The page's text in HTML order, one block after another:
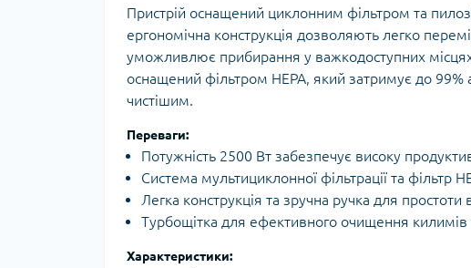
Пристрій оснащений циклонним фільтром та
ергономічна конструкція дозволяють легко
уможливлює прибирання у важкодоступних
оснащений фільтром НЕРА, який затримує до 99%
чистішим.
Переваги:
Потужність 2500 Вт забезпечує високу
Система мультициклонної фільтрації та фільтр
Легка конструкція та зручна ручка для простоти
Турбощітка для ефективного очищення
Характеристики: